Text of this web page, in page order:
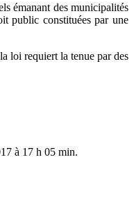
émanant des municipalités
public constituées par une
loi requiert la tenue par des
à 17 h 05 min.